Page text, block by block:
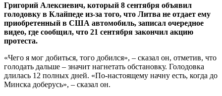
Григорий Алексиевич, который 8 сентября объявил
голодовку в Клайпеде из-за того, что Литва не отдает ему
приобретенный в США автомобиль, записал очередное
видео, где сообщил, что 21 сентября закончил акцию
протеста.
«Чего я мог добиться, того добился», – сказал он, отметив, что
голодать дальше – значит нагнетать обстановку. Голодовка
длилась 12 полных дней. «По-настоящему начну есть, когда до
Минска доберусь», – сказал он.